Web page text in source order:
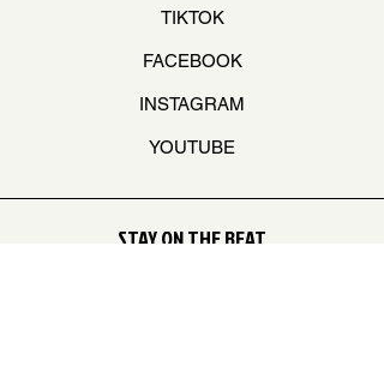
TIKTOK
FACEBOOK
INSTAGRAM
YOUTUBE
STAY ON THE BEAT